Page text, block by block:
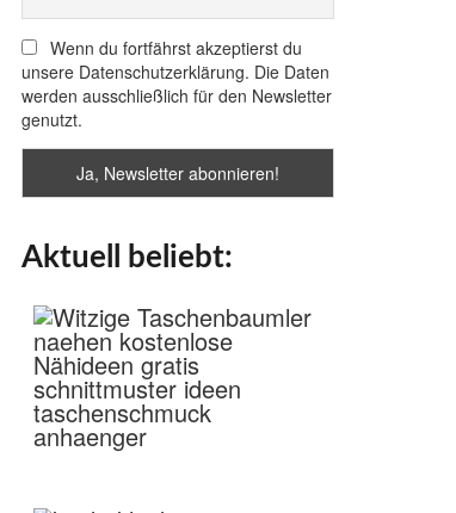
Wenn du fortfährst akzeptierst du
unsere Datenschutzerklärung. Die Daten
werden ausschließlich für den Newsletter
genutzt.
Aktuell beliebt: